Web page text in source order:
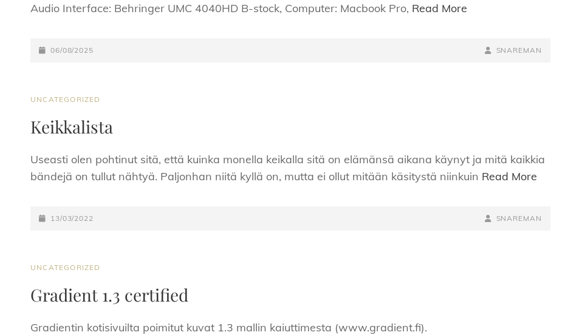
Audio Interface: Behringer UMC 4040HD B-stock, Computer: Macbook Pro, Read More
POSTED-
06/08/2025
BY
BYLINE
SNAREMAN
CAT
UNCATEGORIZED
Keikkalista
Useasti olen pohtinut sitä, että kuinka monella keikalla sitä on elämänsä aikana käynyt ja mitä kaikkia
bändejä on tullut nähtyä. Paljonhan niitä kyllä on, mutta ei ollut mitään käsitystä niinkuin Read More
POSTED-
13/03/2022
BY
BYLINE
SNAREMAN
CAT
UNCATEGORIZED
Gradient 1.3 certified
Gradientin kotisivuilta poimitut kuvat 1.3 mallin kaiuttimesta (www.gradient.fi).